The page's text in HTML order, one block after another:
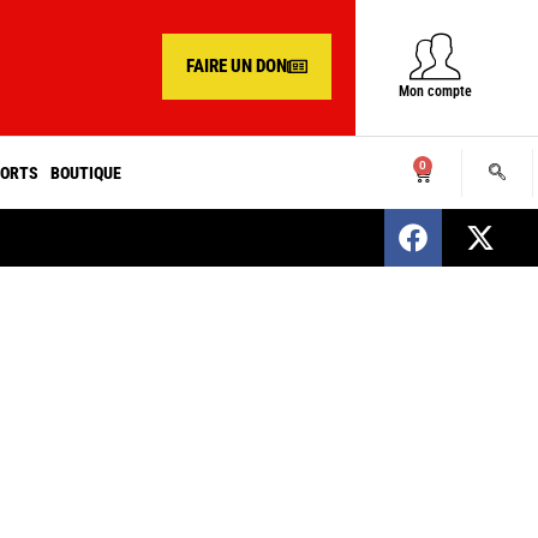
FAIRE UN DON
Mon compte
BOUTIQUE 0
SENEGAL : Nomination d’un nouveau